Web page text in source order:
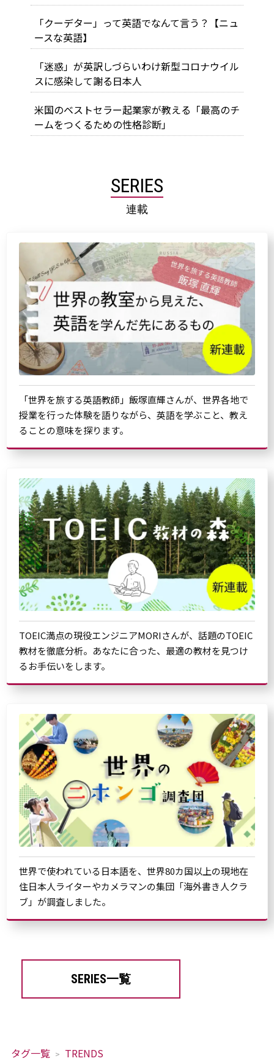
「クーデター」って英語でなんて言う？【ニュ
ースな英語】
「迷惑」が英訳しづらいわけ――新型コロナウイル
スに感染して謝る日本人
米国のベストセラー起業家が教える「最高のチ
ームをつくるための性格診断」
SERIES
連載
「世界を旅する英語教師」飯塚直輝さんが、世界各地で
授業を行った体験を語りながら、英語を学ぶこと、教え
ることの意味を探ります。
TOEIC満点の現役エンジニアMORIさんが、話題のTOEIC
教材を徹底分析。あなたに合った、最適の教材を見つけ
るお手伝いをします。
世界で使われている日本語を、世界80カ国以上の現地在
住日本人ライターやカメラマンの集団「海外書き人クラ
ブ」が調査しました。
SERIES一覧
タグ一覧 TRENDS